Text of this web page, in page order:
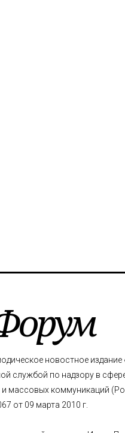
новостное издание
службой по надзору в
массовых коммуникаций
от 09 марта 2010 г.